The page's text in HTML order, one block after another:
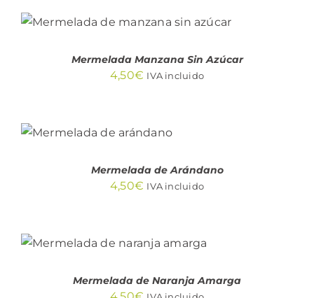
AÑADIR AL CARRITO
/
Mermelada Manzana Sin Azúcar
4,50€ IVA incluido
CARRITO
/
Mermelada de Arándano
4,50€ IVA incluido
AÑADIR AL CARRITO
/
Mermelada de Naranja Amarga